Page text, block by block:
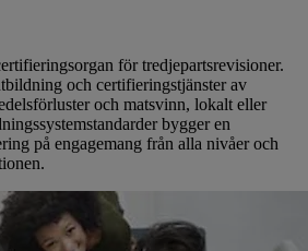
för tredjepartsrevisioner.
och certifieringstjänster av
och matsvinn, lokalt eller
bygger en
på engagemang från alla nivåer och